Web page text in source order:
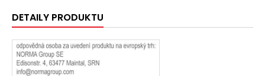
DETAILY PRODUKTU